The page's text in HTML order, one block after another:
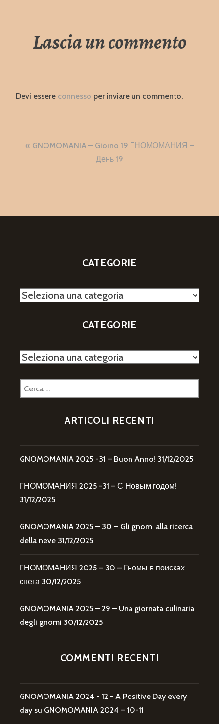
Lascia un commento
Devi essere connesso per inviare un commento.
Navigazione
GNOMOMANIA – Giorno 19 ГНОМОМАНИЯ –
День 19
CATEGORIE
Categorie
CATEGORIE
Categorie
Ricerca
per:
ARTICOLI RECENTI
GNOMOMANIA 2025 -31 – Buon Anno! 31/12/2025
ГНОМОМАНИЯ 2025 -31 – С Новым годом!
31/12/2025
GNOMOMANIA 2025 – 30 – Gli gnomi alla ricerca
della neve 31/12/2025
ГНОМОМАНИЯ 2025 – 30 – Гномы в поисках
снега 30/12/2025
GNOMOMANIA 2025 – 29 – Una giornata culinaria
degli gnomi 30/12/2025
COMMENTI RECENTI
GNOMOMANIA 2024 - 12 - A Positive Day every
day su GNOMOMANIA 2024 – 10-11